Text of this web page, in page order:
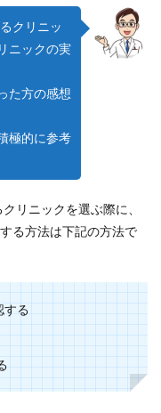
クリニッ
ニックの実
た方の感想
極的に参考
リニックを選ぶ際に、
る方法は下記の方法で
する